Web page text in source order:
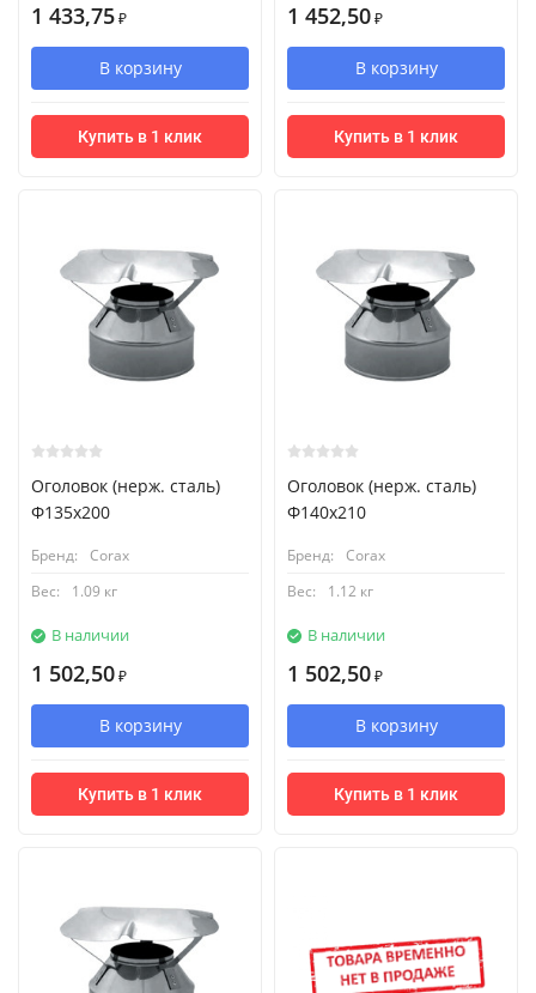
1 433,75 ₽
В корзину
Купить в 1 клик
1 452,50 ₽
В корзину
Купить в 1 клик
Оголовок (нерж. сталь)
Ф135х200
Бренд:
Corax
Вес:
1.09 кг
В наличии
1 502,50 ₽
В корзину
Купить в 1 клик
Оголовок (нерж. сталь)
Ф140х210
Бренд:
Corax
Вес:
1.12 кг
В наличии
1 502,50 ₽
В корзину
Купить в 1 клик